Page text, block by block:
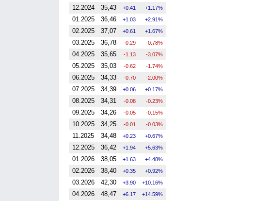
12.2024 35,43 0.41 1.17%
01.2025 36,46 1.03 2.91%
02.2025 37,07 0.61 1.67%
03.2025 36,78 -0.29 -0.78%
04.2025 35,65 -1.13 -3.07%
05.2025 35,03 -0.62 -1.74%
06.2025 34,33 -0.70 -2.00%
07.2025 34,39 0.06 0.17%
08.2025 34,31 -0.08 -0.23%
09.2025 34,26 -0.05 -0.15%
10.2025 34,25 -0.01 -0.03%
11.2025 34,48 0.23 0.67%
12.2025 36,42 1.94 5.63%
01.2026 38,05 1.63 4.48%
02.2026 38,40 0.35 0.92%
03.2026 42,30 3.90 10.16%
04.2026 48,47 6.17 14.59%